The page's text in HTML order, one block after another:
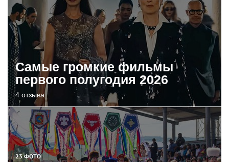
Самые громкие фильмы
первого полугодия 2026
4 отзыва
23 ФОТО